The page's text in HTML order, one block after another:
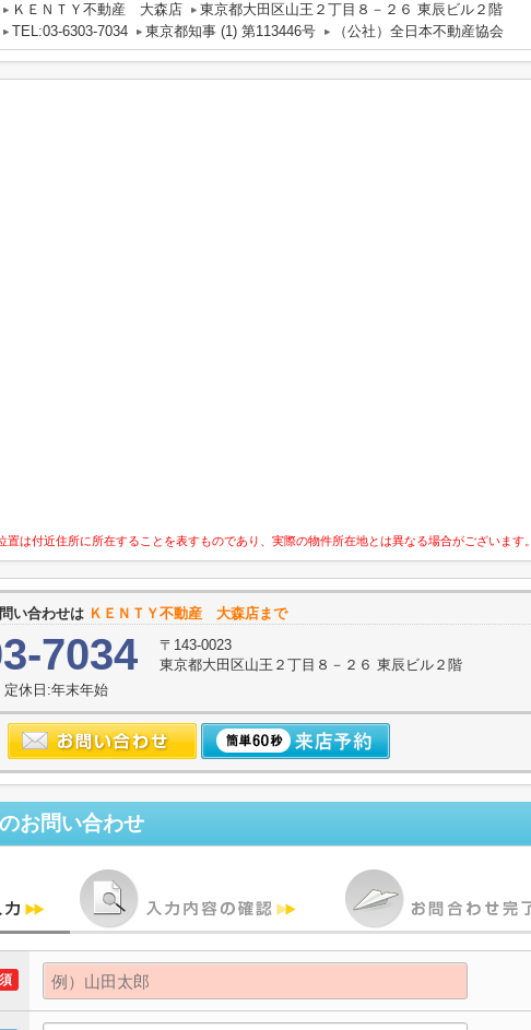
ＫＥＮＴＹ不動産 大森店
東京都大田区山王２丁目８－２６ 東辰ビル２階
TEL:03-6303-7034
東京都知事 (1) 第113446号 （公社）全日本不動産協会
は付近住所に所在することを表すものであり、実際の物件所在地とは異なる場合がございます。
い合わせは ＫＥＮＴＹ不動産 大森店まで
7034
〒143-0023
東京都大田区山王２丁目８－２６ 東辰ビル２階
休日:年末年始
お問い合わせ